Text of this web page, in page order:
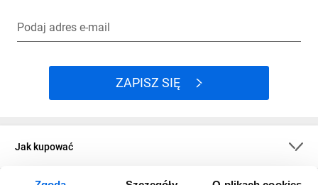
Podaj adres e-mail
ZAPISZ SIĘ
Jak kupować